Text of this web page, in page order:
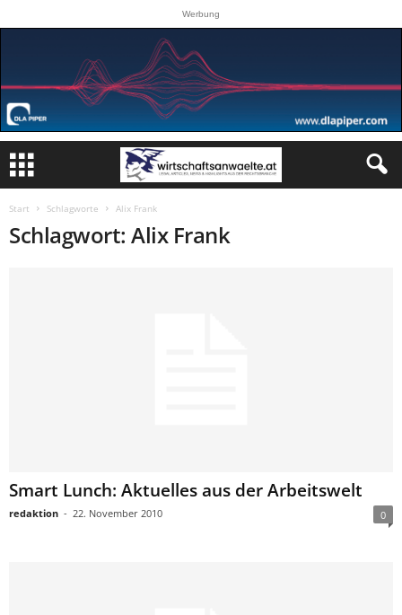
Werbung
Start Schlagworte Alix Frank
Schlagwort: Alix Frank
Smart Lunch: Aktuelles aus der Arbeitswelt
redaktion - 22. November 2010 0